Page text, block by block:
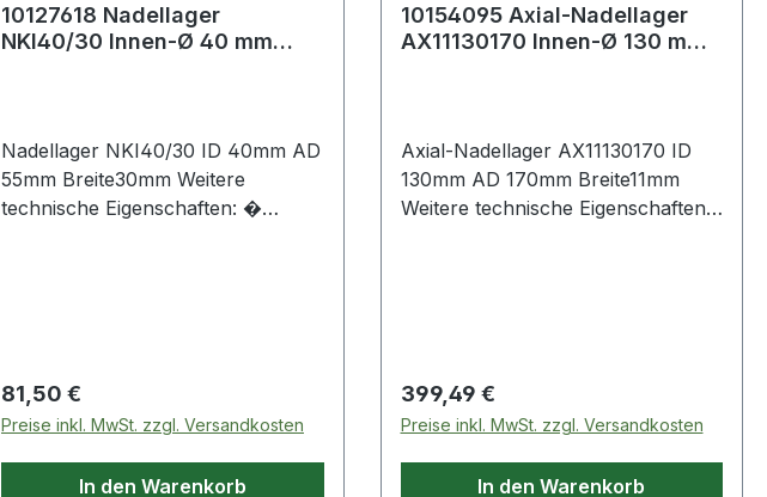
10127618 Nadellager
NKI40/30 Innen-Ø 40 mm
Nadellager NKI40/30 ID 40mm AD
55mm Breite30mm Weitere
technische Eigenschaften: �
Tragkraft, die durch die erh�hte
Auflagefl�che entsteht.
Regulärer Preis:
81,50 €
Preise inkl. MwSt. zzgl. Versandkosten
In den Warenkorb
10154095 Axial-Nadellager
AX11130170 Innen-Ø 130 mm
Axial-Nadellager AX11130170 ID
130mm AD 170mm Breite11mm
Weitere technische Eigenschaften: ·
Regulärer Preis:
399,49 €
Preise inkl. MwSt. zzgl. Versandkosten
In den Warenkorb